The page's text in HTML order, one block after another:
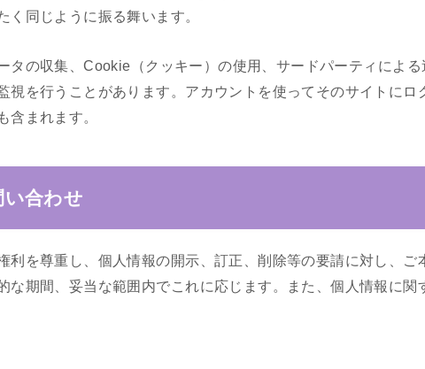
く同じように振る舞います。
タの収集、Cookie（クッキー）の使用、サードパーティによ
視を行うことがあります。アカウントを使ってそのサイトに
含まれます。
い合わせ
利を尊重し、個人情報の開示、訂正、削除等の要請に対し、
な期間、妥当な範囲内でこれに応じます。また、個人情報に